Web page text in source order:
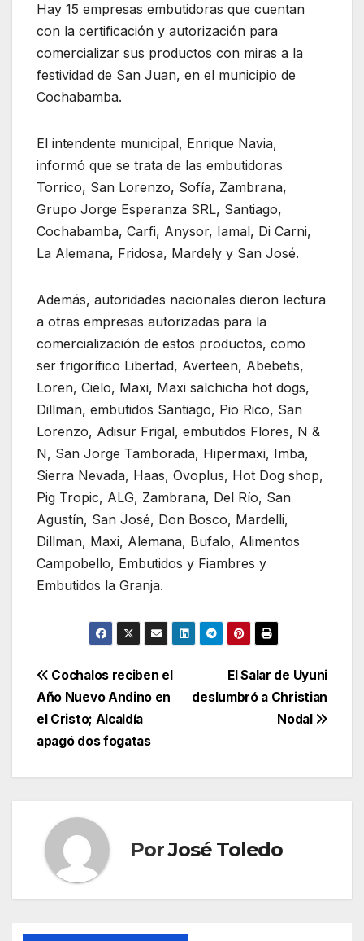
Hay 15 empresas embutidoras que cuentan
con la certificación y autorización para
comercializar sus productos con miras a la
festividad de San Juan, en el municipio de
Cochabamba.
El intendente municipal, Enrique Navia,
informó que se trata de las embutidoras
Torrico, San Lorenzo, Sofía, Zambrana,
Grupo Jorge Esperanza SRL, Santiago,
Cochabamba, Carfi, Anysor, Iamal, Di Carni,
La Alemana, Fridosa, Mardely y San José.
Además, autoridades nacionales dieron lectura
a otras empresas autorizadas para la
comercialización de estos productos, como
ser frigorífico Libertad, Averteen, Abebetis,
Loren, Cielo, Maxi, Maxi salchicha hot dogs,
Dillman, embutidos Santiago, Pio Rico, San
Lorenzo, Adisur Frigal, embutidos Flores, N &
N, San Jorge Tamborada, Hipermaxi, Imba,
Sierra Nevada, Haas, Ovoplus, Hot Dog shop,
Pig Tropic, ALG, Zambrana, Del Río, San
Agustín, San José, Don Bosco, Mardelli,
Dillman, Maxi, Alemana, Bufalo, Alimentos
Campobello, Embutidos y Fiambres y
Embutidos la Granja.
Navegación
de
entradas
El Salar de Uyuni
deslumbró a Christian
Nodal
Cochalos reciben el
Año Nuevo Andino en
el Cristo; Alcaldía
apagó dos fogatas
PorJosé Toledo